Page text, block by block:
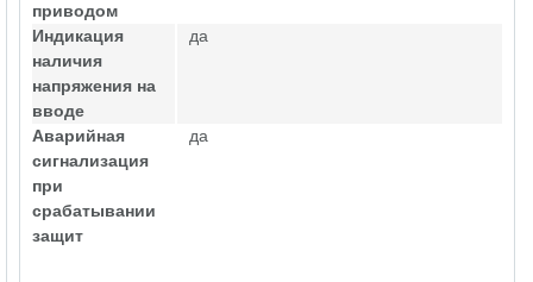
приводом
Индикация
наличия
напряжения на
вводе
да
Аварийная
сигнализация
при
срабатывании
защит
да